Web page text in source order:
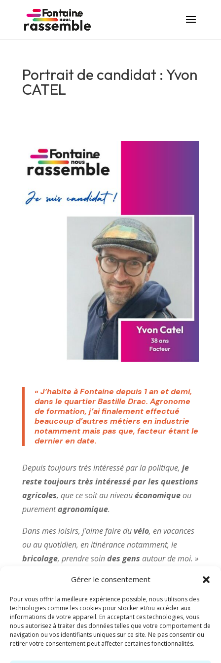
Gérer le consentement
Pour vous offrir la meilleure expérience possible, nous utilisons des
technologies comme les cookies pour stocker et/ou accéder aux
informations de votre appareil. En acceptant ces technologies, vous
nous autorisez à traiter des données telles que votre comportement de
navigation ou vos identifiants uniques sur ce site. Ne pas consentir ou
retirer votre consentement peut affecter certaines fonctionnalités.
Portrait de candidat : Yvon
CATEL
« J’habite à Fontaine depuis 1 an et demi,
dans le quartier Bastille Drac. Agronome
de formation, j’ai finalement effectué
beaucoup d’autres métiers en industrie
notamment mais pas que, facteur étant le
dernier en date.
Depuis toujours très intéressé par la politique, je
reste toujours très intéressé par les questions
agricoles, que ce soit au niveauéconomiqueou
purementagronomique.
Dans mes loisirs, j’aime faire du vélo, en vacances
ou au quotidien, en itinérance notamment, le
bricolage, prendre soindes gens autour de moi. »
Partager :
Facebook X